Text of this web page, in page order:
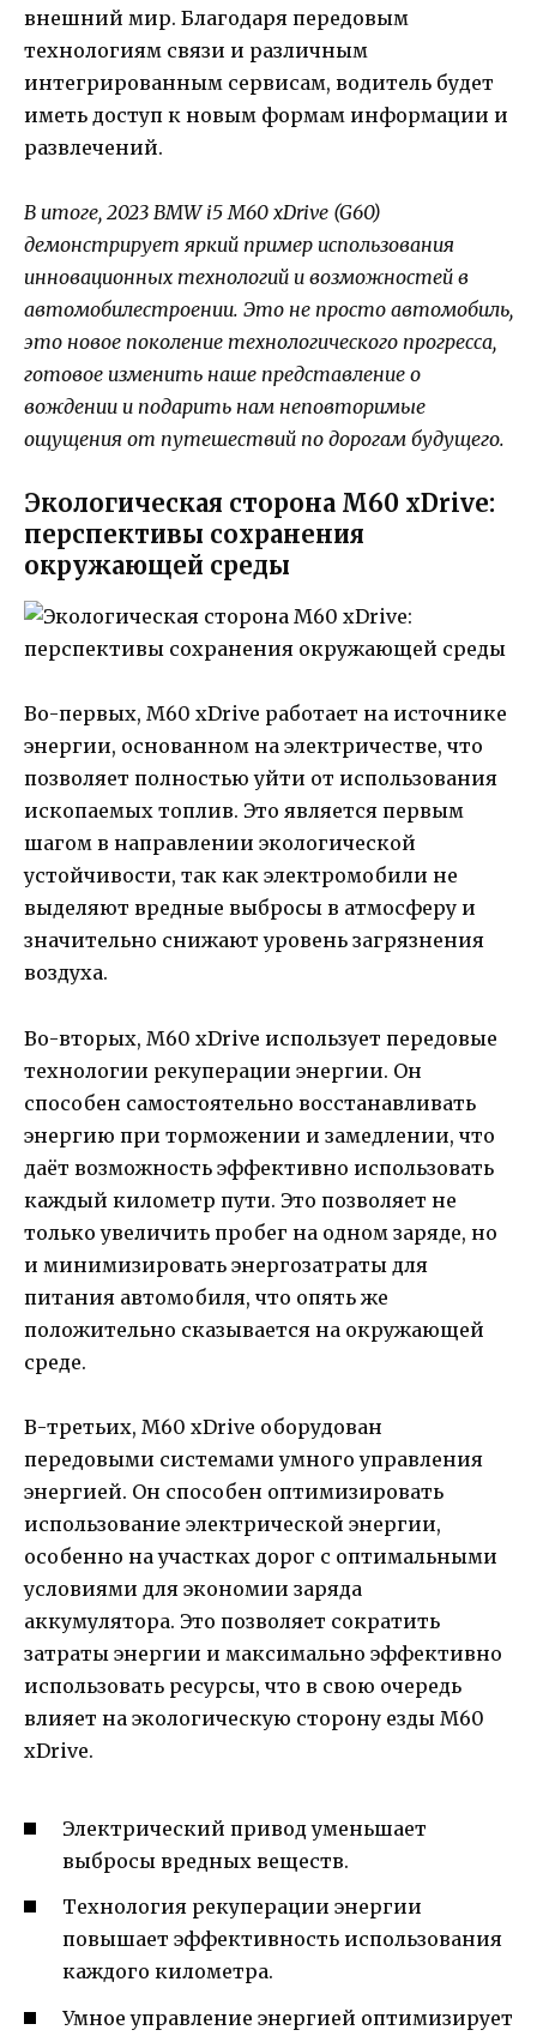
внешний мир. Благодаря передовым
технологиям связи и различным
интегрированным сервисам, водитель будет
иметь доступ к новым формам информации и
развлечений.
В итоге, 2023 BMW i5 M60 xDrive (G60)
демонстрирует яркий пример использования
инновационных технологий и возможностей в
автомобилестроении. Это не просто автомобиль,
это новое поколение технологического прогресса,
готовое изменить наше представление о
вождении и подарить нам неповторимые
ощущения от путешествий по дорогам будущего.
Экологическая сторона M60 xDrive:
перспективы сохранения
окружающей среды
Во-первых, M60 xDrive работает на источнике
энергии, основанном на электричестве, что
позволяет полностью уйти от использования
ископаемых топлив. Это является первым
шагом в направлении экологической
устойчивости, так как электромобили не
выделяют вредные выбросы в атмосферу и
значительно снижают уровень загрязнения
воздуха.
Во-вторых, M60 xDrive использует передовые
технологии рекуперации энергии. Он
способен самостоятельно восстанавливать
энергию при торможении и замедлении, что
даёт возможность эффективно использовать
каждый километр пути. Это позволяет не
только увеличить пробег на одном заряде, но
и минимизировать энергозатраты для
питания автомобиля, что опять же
положительно сказывается на окружающей
среде.
В-третьих, M60 xDrive оборудован
передовыми системами умного управления
энергией. Он способен оптимизировать
использование электрической энергии,
особенно на участках дорог с оптимальными
условиями для экономии заряда
аккумулятора. Это позволяет сократить
затраты энергии и максимально эффективно
использовать ресурсы, что в свою очередь
влияет на экологическую сторону езды M60
xDrive.
Электрический привод уменьшает
выбросы вредных веществ.
Технология рекуперации энергии
повышает эффективность использования
каждого километра.
Умное управление энергией оптимизирует